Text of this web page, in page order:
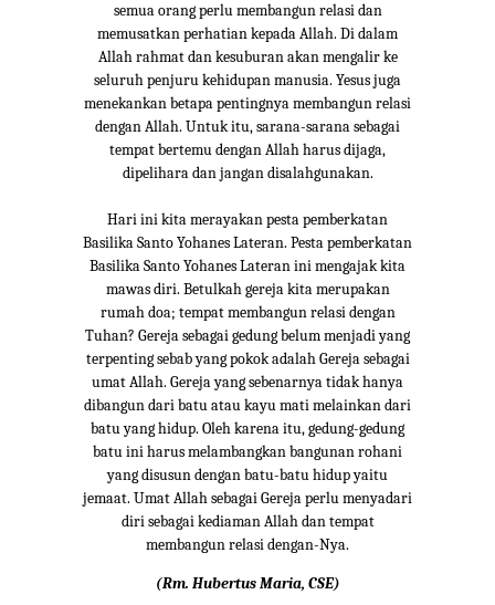
semua orang perlu membangun relasi dan
memusatkan perhatian kepada Allah. Di dalam
Allah rahmat dan kesuburan akan mengalir ke
seluruh penjuru kehidupan manusia. Yesus juga
menekankan betapa pentingnya membangun relasi
dengan Allah. Untuk itu, sarana-sarana sebagai
tempat bertemu dengan Allah harus dijaga,
dipelihara dan jangan disalahgunakan.
Hari ini kita merayakan pesta pemberkatan
Basilika Santo Yohanes Lateran. Pesta pemberkatan
Basilika Santo Yohanes Lateran ini mengajak kita
mawas diri. Betulkah gereja kita merupakan
rumah doa; tempat membangun relasi dengan
Tuhan? Gereja sebagai gedung belum menjadi yang
terpenting sebab yang pokok adalah Gereja sebagai
umat Allah. Gereja yang sebenarnya tidak hanya
dibangun dari batu atau kayu mati melainkan dari
batu yang hidup. Oleh karena itu, gedung-gedung
batu ini harus melambangkan bangunan rohani
yang disusun dengan batu-batu hidup yaitu
jemaat. Umat Allah sebagai Gereja perlu menyadari
diri sebagai kediaman Allah dan tempat
membangun relasi dengan-Nya.
(Rm. Hubertus Maria, CSE)